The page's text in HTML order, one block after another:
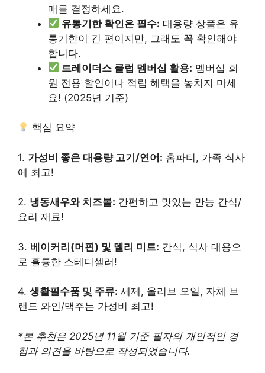
매를 결정하세요.
유통기한 확인은 필수: 대용량 상품은 유
통기한이 긴 편이지만, 그래도 꼭 확인해야
합니다.
트레이더스 클럽 멤버십 활용: 멤버십 회
원 전용 할인이나 적립 혜택을 놓치지 마세
요! (2025년 기준)
핵심 요약
1. 가성비 좋은 대용량 고기/연어: 홈파티, 가족 식사
에 최고!
2. 냉동새우와 치즈볼: 간편하고 맛있는 만능 간식/
요리 재료!
3. 베이커리(머핀) 및 델리 미트: 간식, 식사 대용으
로 훌륭한 스테디셀러!
4. 생활필수품 및 주류: 세제, 올리브 오일, 자체 브
랜드 와인/맥주는 가성비 최고!
*본 추천은 2025년 11월 기준 필자의 개인적인 경
험과 의견을 바탕으로 작성되었습니다.